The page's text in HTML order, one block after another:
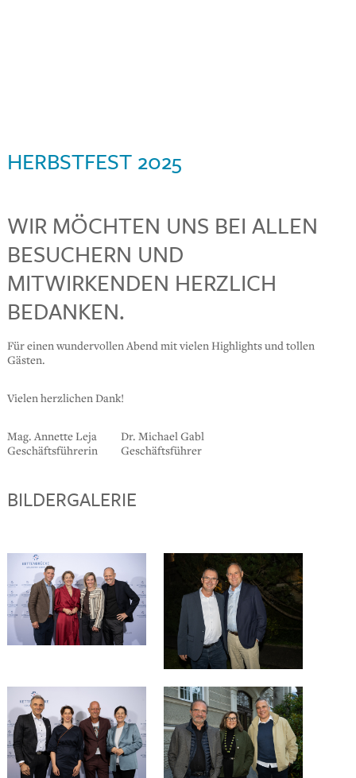
HERBSTFEST 2025
WIR MÖCHTEN UNS BEI ALLEN
BESUCHERN UND
MITWIRKENDEN HERZLICH
BEDANKEN.
Für einen wundervollen Abend mit vielen Highlights und tollen
Gästen.
Vielen herzlichen Dank!
Mag. Annette Leja
Geschäftsführerin
Dr. Michael Gabl
Geschäftsführer
BILDERGALERIE